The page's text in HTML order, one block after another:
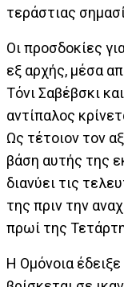
τεράστιας
Οι προσδοκίες
εξ αρχής, μέσα
Τόνι Σαβέβσκι
αντίπαλος
Ως τέτοιον τον
βάση αυτής της
διανύει τις
της πριν την
πρωί της
Η Ομόνοια